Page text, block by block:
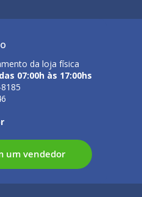
da loja física
07:00h às 17:00hs
um vendedor